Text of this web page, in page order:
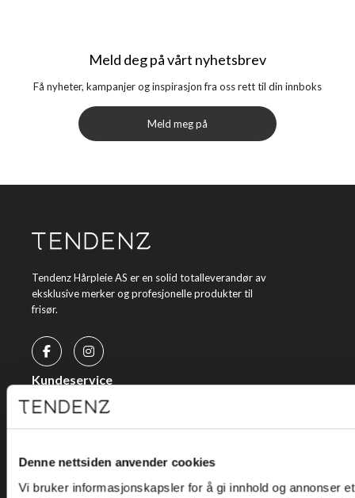
Denne nettsiden anvender cookies
Vi bruker informasjonskapsler for å gi innhold og annonser
Meld deg på vårt nyhetsbrev
Få nyheter, kampanjer og inspirasjon fra oss rett til din innboks
Meld meg på
Tendenz Hårpleie AS er en solid totalleverandør av
eksklusive merker og profesjonelle produkter til
frisør.
Kundeservice
Kjøpsvilkår
Personvern
Holtegata 26, 0355 Oslo